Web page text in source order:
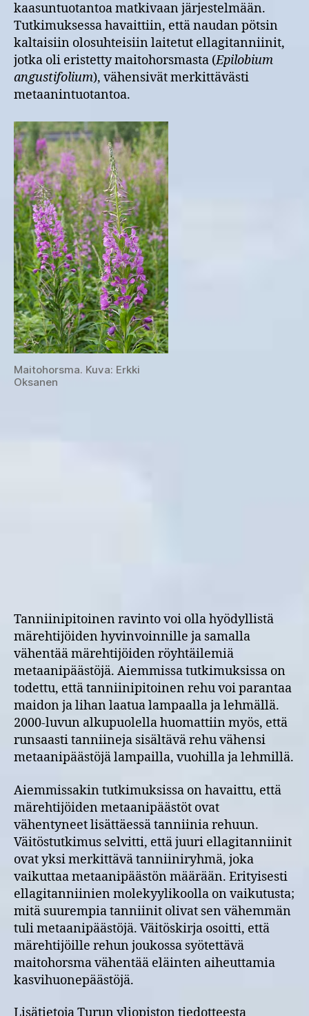
kaasuntuotantoa matkivaan järjestelmään.
Tutkimuksessa havaittiin, että naudan pötsin
kaltaisiin olosuhteisiin laitetut ellagitanniinit,
jotka oli eristetty maitohorsmasta (Epilobium
angustifolium), vähensivät merkittävästi
metaanintuotantoa.
Maitohorsma. Kuva: Erkki
Oksanen
Tanniinipitoinen ravinto voi olla hyödyllistä
märehtijöiden hyvinvoinnille ja samalla
vähentää märehtijöiden röyhtäilemiä
metaanipäästöjä. Aiemmissa tutkimuksissa on
todettu, että tanniinipitoinen rehu voi parantaa
maidon ja lihan laatua lampaalla ja lehmällä.
2000-luvun alkupuolella huomattiin myös, että
runsaasti tanniineja sisältävä rehu vähensi
metaanipäästöjä lampailla, vuohilla ja lehmillä.
Aiemmissakin tutkimuksissa on havaittu, että
märehtijöiden metaanipäästöt ovat
vähentyneet lisättäessä tanniinia rehuun.
Väitöstutkimus selvitti, että juuri ellagitanniinit
ovat yksi merkittävä tanniiniryhmä, joka
vaikuttaa metaanipäästön määrään. Erityisesti
ellagitanniinien molekyylikoolla on vaikutusta;
mitä suurempia tanniinit olivat sen vähemmän
tuli metaanipäästöjä. Väitöskirja osoitti, että
märehtijöille rehun joukossa syötettävä
maitohorsma vähentää eläinten aiheuttamia
kasvihuonepäästöjä.